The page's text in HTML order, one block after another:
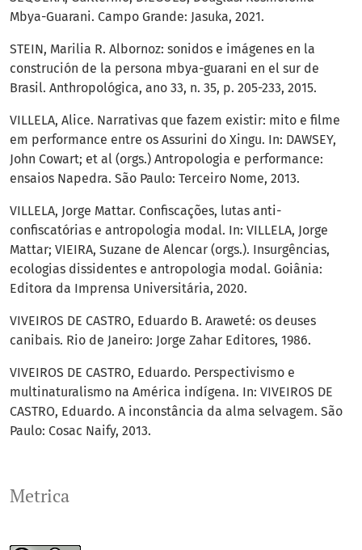
Metrica
Mbya-Guarani. Campo Grande: Jasuka, 2021.
STEIN, Marilia R. Albornoz: sonidos e imágenes en la
construción de la persona mbya-guarani en el sur de
Brasil. Anthropológica, ano 33, n. 35, p. 205-233, 2015.
VILLELA, Alice. Narrativas que fazem existir: mito e filme
em performance entre os Assurini do Xingu. In: DAWSEY,
John Cowart; et al (orgs.) Antropologia e performance:
ensaios Napedra. São Paulo: Terceiro Nome, 2013.
VILLELA, Jorge Mattar. Confiscações, lutas anti-
confiscatórias e antropologia modal. In: VILLELA, Jorge
Mattar; VIEIRA, Suzane de Alencar (orgs.). Insurgências,
ecologias dissidentes e antropologia modal. Goiânia:
Editora da Imprensa Universitária, 2020.
VIVEIROS DE CASTRO, Eduardo B. Araweté: os deuses
canibais. Rio de Janeiro: Jorge Zahar Editores, 1986.
VIVEIROS DE CASTRO, Eduardo. Perspectivismo e
multinaturalismo na América indígena. In: VIVEIROS DE
CASTRO, Eduardo. A inconstância da alma selvagem. São
Paulo: Cosac Naify, 2013.